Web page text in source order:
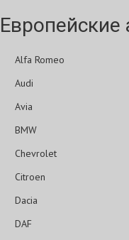
Alfa Romeo
Audi
Avia
BMW
Chevrolet
Citroen
Dacia
DAF